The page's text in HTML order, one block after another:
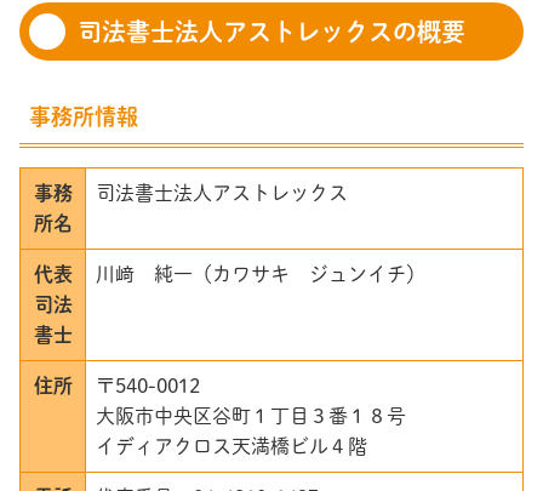
司法書士法人アストレックスの概要
事務所情報
事務
所名
司法書士法人アストレックス
代表
司法
書士
川﨑 純一（カワサキ ジュンイチ）
住所
〒540-0012
大阪市中央区谷町１丁目３番１８号
イディアクロス天満橋ビル４階